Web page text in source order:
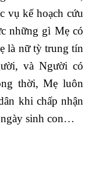
vụ kế hoạch cứu
những gì Mẹ có
là nữ tỳ trung tín
và Người có
thời, Mẹ luôn
khi chấp nhận
ngày sinh con…